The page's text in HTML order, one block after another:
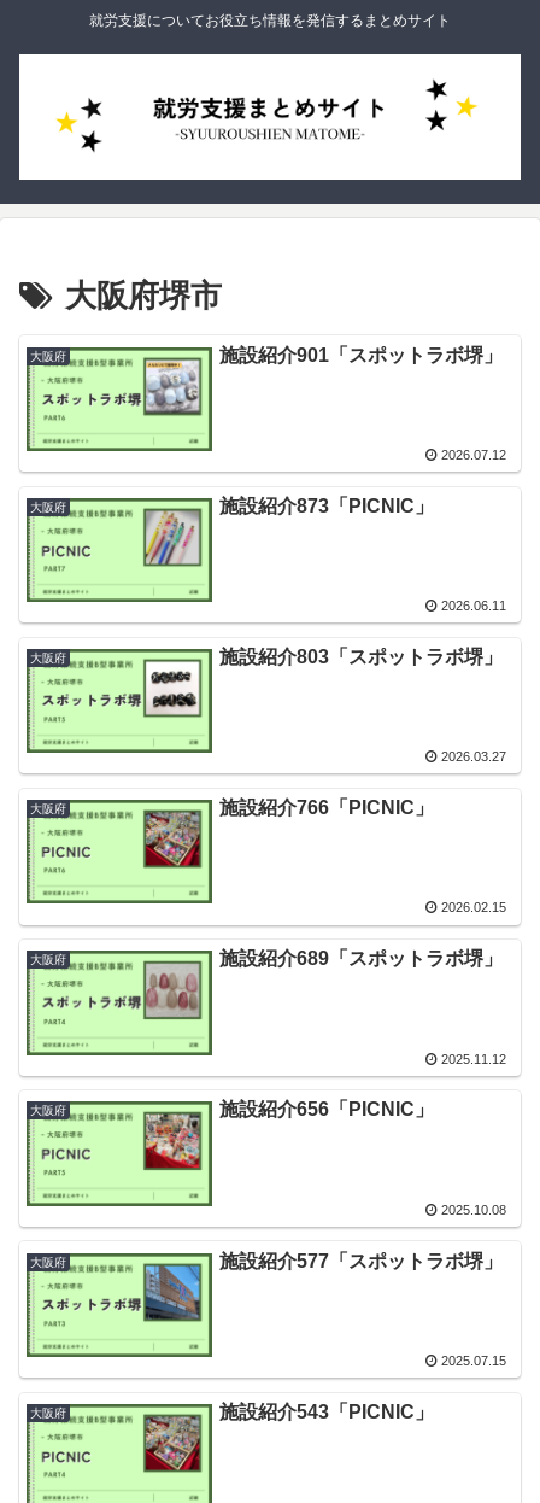
就労支援についてお役立ち情報を発信するまとめサイト
大阪府堺市
大阪府 施設紹介901「スポットラボ堺」
2026.07.12
大阪府 施設紹介873「PICNIC」
2026.06.11
大阪府 施設紹介803「スポットラボ堺」
2026.03.27
大阪府 施設紹介766「PICNIC」
2026.02.15
大阪府 施設紹介689「スポットラボ堺」
2025.11.12
大阪府 施設紹介656「PICNIC」
2025.10.08
大阪府 施設紹介577「スポットラボ堺」
2025.07.15
大阪府 施設紹介543「PICNIC」